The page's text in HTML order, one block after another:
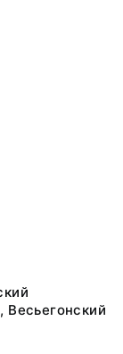
Весьегонский